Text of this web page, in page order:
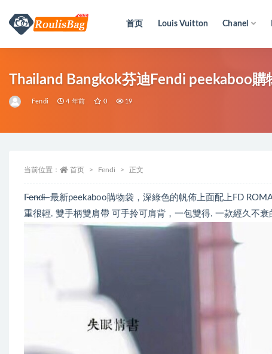
首页 Louis Vuitton Chanel
Thailand Bangkok芬迪Fendi peekaboo購
Fendi 4 年前 0 19
当前位置： 首页 Fendi 正文
F̶e̶n̶d̶i̶ ̶ 最新peekaboo購物袋，深綠色的帆佈上面配上FD
重很輕. 雙手柄雙肩帶 可手拎可肩背，一包雙得. 一款經久不